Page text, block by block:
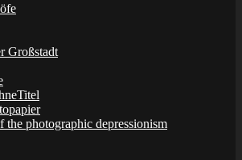
Großstadt
the photographic depressionism